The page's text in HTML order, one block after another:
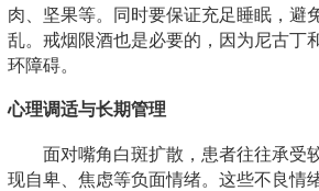
肉、坚果等。同时要保证充足睡眠，避
乱。戒烟限酒也是必要的，因为尼古丁
环障碍。
心理调适与长期管理
面对嘴角白斑扩散，患者往往承受
现自卑、焦虑等负面情绪。这些不良情